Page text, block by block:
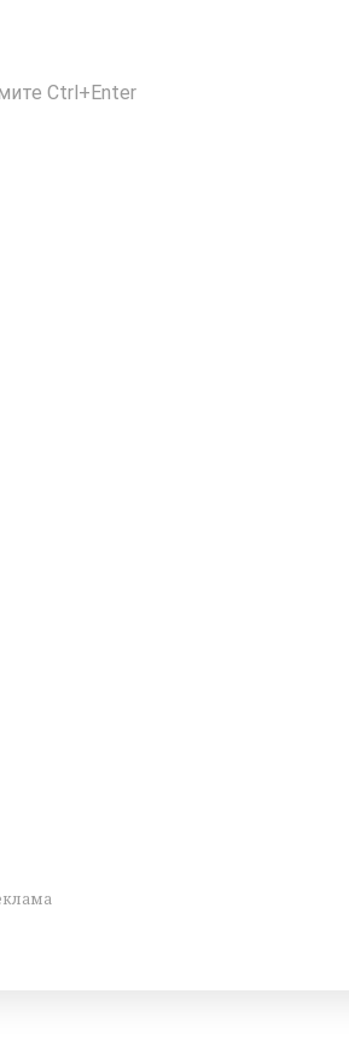
Ctrl+Enter